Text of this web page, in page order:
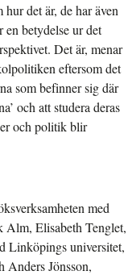
det är, de har även
betydelse ur det
Det är, menar
eftersom det
som befinner sig där
och att studera deras
och politik blir
med
Alm, Elisabeth Tenglet,
Linköpings universitet,
Anders Jönsson,